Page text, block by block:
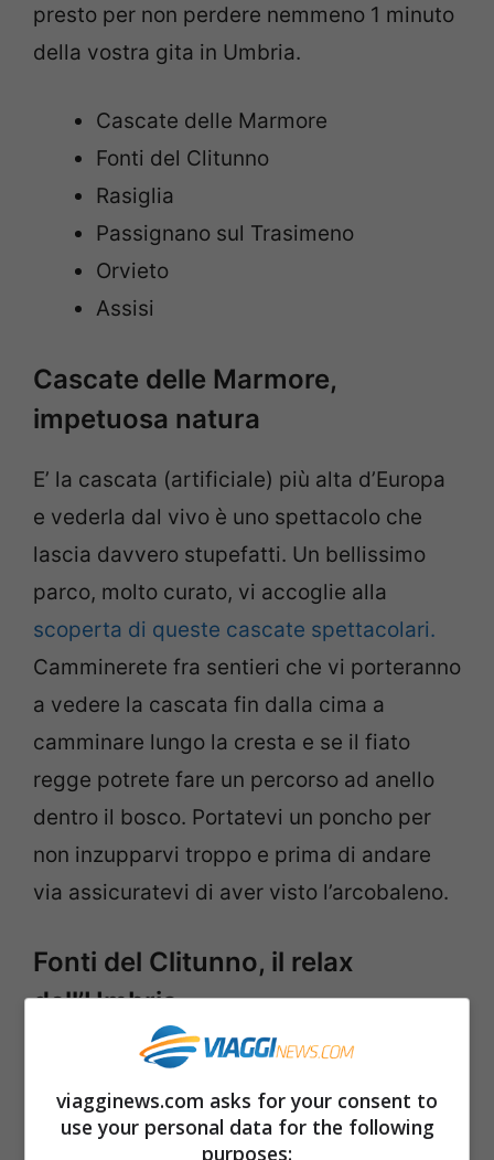
presto per non perdere nemmeno 1 minuto
della vostra gita in Umbria.
Cascate delle Marmore
Fonti del Clitunno
Rasiglia
Passignano sul Trasimeno
Orvieto
Assisi
Cascate delle Marmore,
impetuosa natura
E’ la cascata (artificiale) più alta d’Europa
e vederla dal vivo è uno spettacolo che
lascia davvero stupefatti. Un bellissimo
parco, molto curato, vi accoglie alla
scoperta di queste cascate spettacolari.
Camminerete fra sentieri che vi porteranno
a vedere la cascata fin dalla cima a
camminare lungo la cresta e se il fiato
regge potrete fare un percorso ad anello
dentro il bosco. Portatevi un poncho per
non inzupparvi troppo e prima di andare
via assicuratevi di aver visto l’arcobaleno.
Fonti del Clitunno, il relax
dell’Umbria
E’ un parco naturale che ben rappresenta
la pace e la quieta di questa regione. Un
lago con sorgenti sotterranee conosciuto
viagginews.com asks for your consent to
use your personal data for the following
purposes: